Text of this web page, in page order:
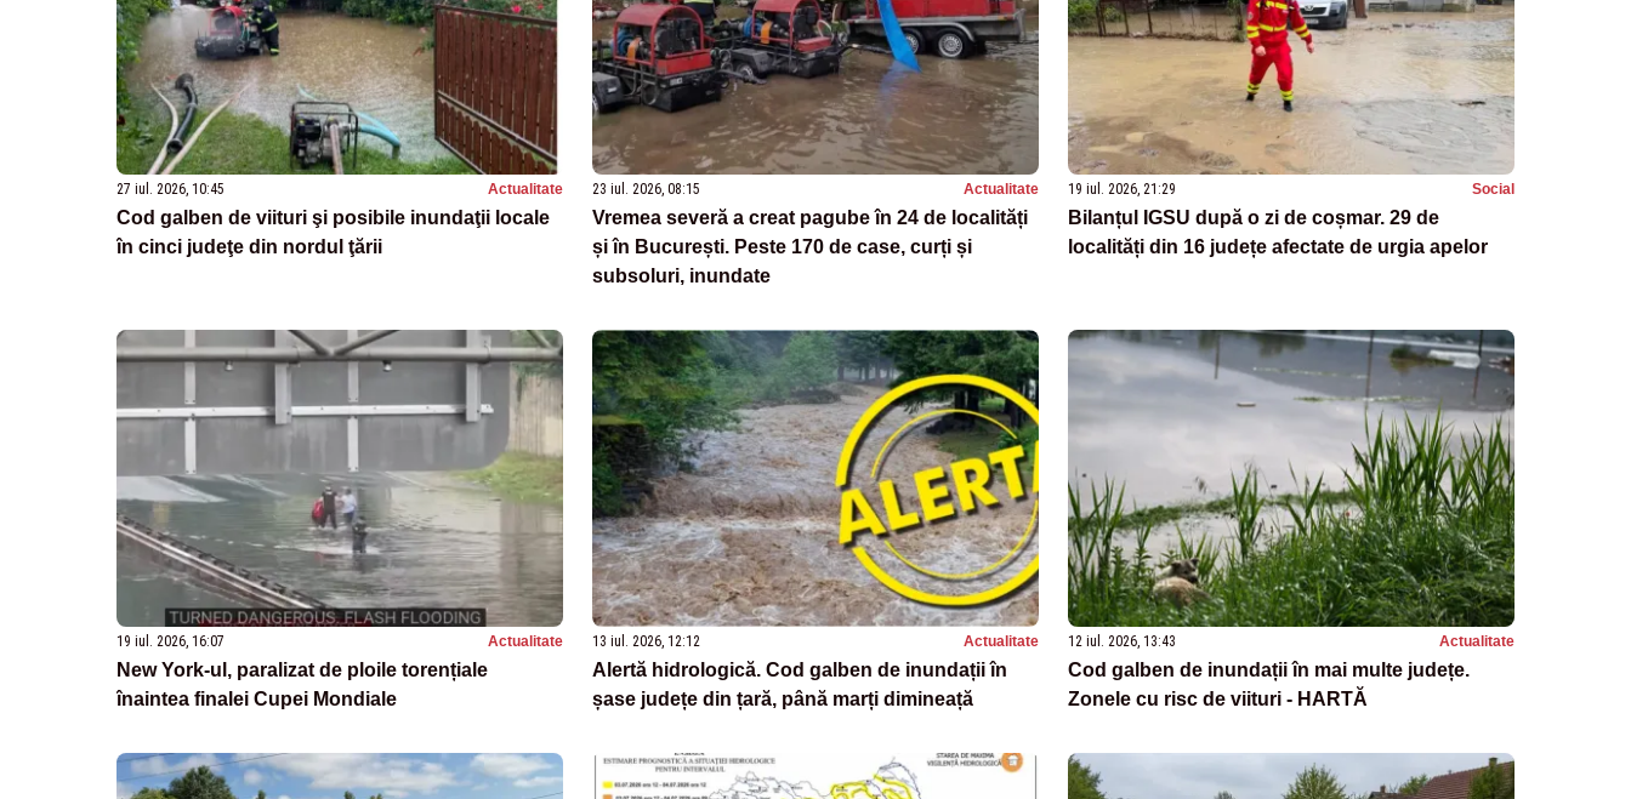
27 iul. 2026, 10:45 Actualitate
Cod galben de viituri şi posibile inundaţii locale
în cinci judeţe din nordul ţării
23 iul. 2026, 08:15 Actualitate
Vremea severă a creat pagube în 24 de localități
și în București. Peste 170 de case, curți și
subsoluri, inundate
19 iul. 2026, 21:29 Social
Bilanțul IGSU după o zi de coșmar. 29 de
localități din 16 județe afectate de urgia apelor
19 iul. 2026, 16:07 Actualitate
New York-ul, paralizat de ploile torențiale
înaintea finalei Cupei Mondiale
13 iul. 2026, 12:12 Actualitate
Alertă hidrologică. Cod galben de inundații în
șase județe din țară, până marți dimineață
12 iul. 2026, 13:43 Actualitate
Cod galben de inundații în mai multe județe.
Zonele cu risc de viituri - HARTĂ